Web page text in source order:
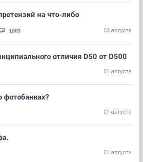
на что-либо
1003 03 августа
отличия D50 от D500
01 августа
фотобанках?
01 августа
01 августа